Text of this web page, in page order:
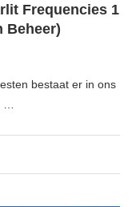
Frequencies 1
Beheer)
bestaat er in ons
…